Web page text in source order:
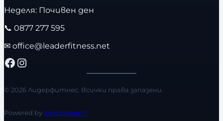
Неделя: Почивен ден
📞 0877 277 595
✉ office@leaderfitness.net
Facebook Instagram
© 2026 Лидерфитнес. Всички права запазени.
Powered byWebStation™